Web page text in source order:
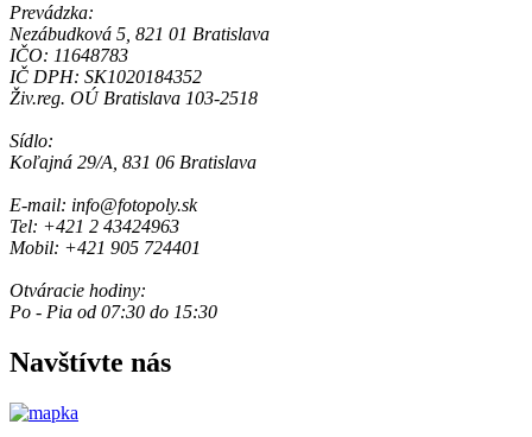
Prevádzka:
Nezábudková 5, 821 01 Bratislava
IČO: 11648783
IČ DPH: SK1020184352
Živ.reg. OÚ Bratislava 103-2518
Sídlo:
Koľajná 29/A, 831 06 Bratislava
E-mail: info@fotopoly.sk
Tel: +421 2 43424963
Mobil: +421 905 724401
Otváracie hodiny:
Po - Pia od 07:30 do 15:30
Navštívte nás